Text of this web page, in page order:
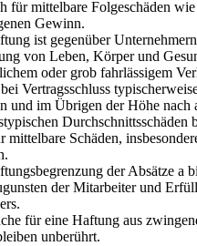
für mittelbare Folgeschäden
Gewinn.
ist gegenüber
von Leben, Körper und
oder grob fahrlässigem
Vertragsschluss
und im Übrigen der Höhe nach
Durchschnittsschäden
mittelbare Schäden,
der Absätze a
der Mitarbeiter und
für eine Haftung aus
unberührt.